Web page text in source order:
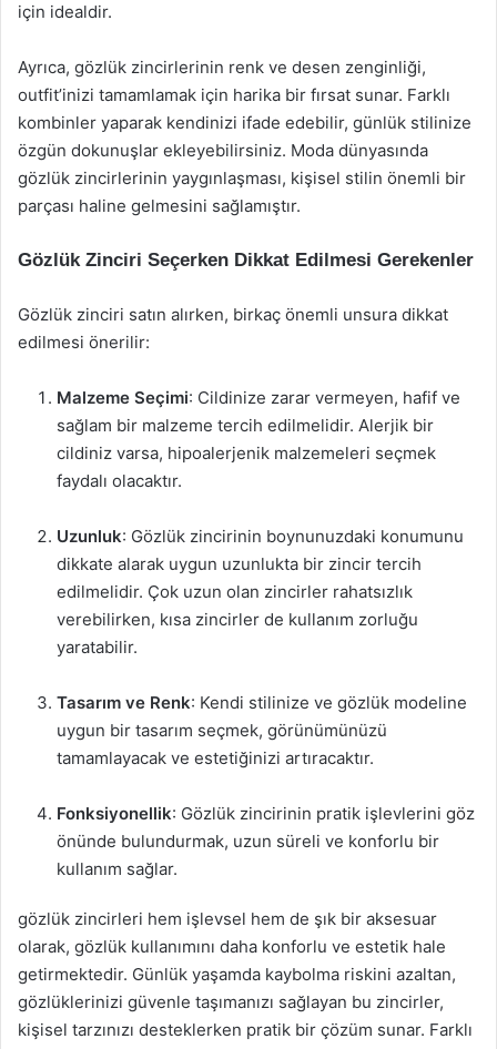
için idealdir.
Ayrıca, gözlük zincirlerinin renk ve desen zenginliği,
outfit’inizi tamamlamak için harika bir fırsat sunar. Farklı
kombinler yaparak kendinizi ifade edebilir, günlük stilinize
özgün dokunuşlar ekleyebilirsiniz. Moda dünyasında
gözlük zincirlerinin yaygınlaşması, kişisel stilin önemli bir
parçası haline gelmesini sağlamıştır.
Gözlük Zinciri Seçerken Dikkat Edilmesi Gerekenler
Gözlük zinciri satın alırken, birkaç önemli unsura dikkat
edilmesi önerilir:
Malzeme Seçimi: Cildinize zarar vermeyen, hafif ve
sağlam bir malzeme tercih edilmelidir. Alerjik bir
cildiniz varsa, hipoalerjenik malzemeleri seçmek
faydalı olacaktır.
Uzunluk: Gözlük zincirinin boynunuzdaki konumunu
dikkate alarak uygun uzunlukta bir zincir tercih
edilmelidir. Çok uzun olan zincirler rahatsızlık
verebilirken, kısa zincirler de kullanım zorluğu
yaratabilir.
Tasarım ve Renk: Kendi stilinize ve gözlük modeline
uygun bir tasarım seçmek, görünümünüzü
tamamlayacak ve estetiğinizi artıracaktır.
Fonksiyonellik: Gözlük zincirinin pratik işlevlerini göz
önünde bulundurmak, uzun süreli ve konforlu bir
kullanım sağlar.
gözlük zincirleri hem işlevsel hem de şık bir aksesuar
olarak, gözlük kullanımını daha konforlu ve estetik hale
getirmektedir. Günlük yaşamda kaybolma riskini azaltan,
gözlüklerinizi güvenle taşımanızı sağlayan bu zincirler,
kişisel tarzınızı desteklerken pratik bir çözüm sunar. Farklı